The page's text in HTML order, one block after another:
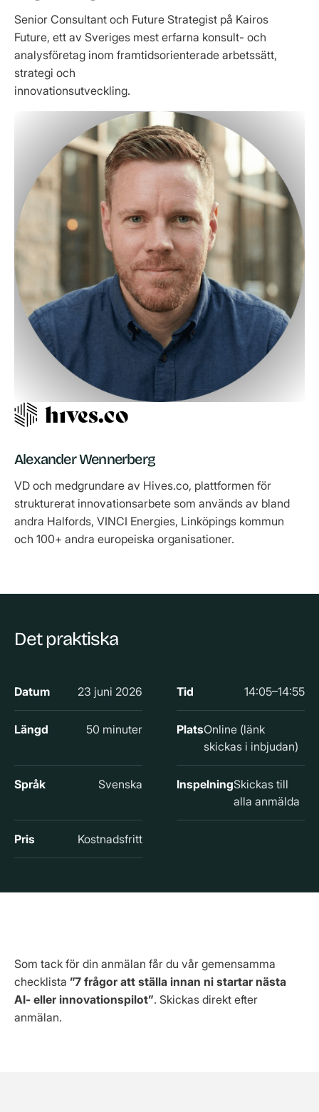
Senior Consultant och Future Strategist på Kairos
Future, ett av Sveriges mest erfarna konsult- och
analysföretag inom framtidsorienterade arbetssätt,
strategi och
innovationsutveckling.
Alexander Wennerberg
VD och medgrundare av Hives.co, plattformen för
strukturerat innovationsarbete som används av bland
andra Halfords, VINCI Energies, Linköpings kommun
och 100+ andra europeiska organisationer.
Det praktiska
Datum 23 juni 2026 Tid 14:05–14:55
Längd 50 minuter PlatsOnline (länk
skickas i inbjudan)
Språk Svenska InspelningSkickas till
alla anmälda
Pris Kostnadsfritt
Som tack för din anmälan får du vår gemensamma
checklista ”7 frågor att ställa innan ni startar nästa
AI- eller innovationspilot”. Skickas direkt efter
anmälan.